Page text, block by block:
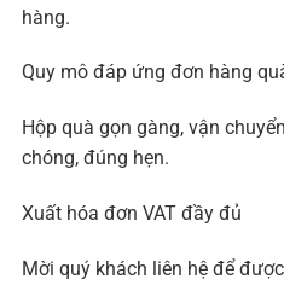
hàng.
Quy mô đáp ứng đơn hàng
Hộp quà gọn gàng, vận
chóng, đúng hẹn.
Xuất hóa đơn VAT đầy đủ
Mời quý khách liên hệ để